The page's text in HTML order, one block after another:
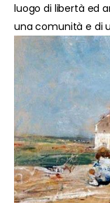
luogo di libertà ed
una comunità e di